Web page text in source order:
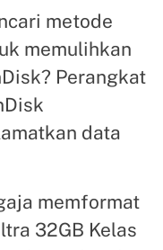
metode
memulihkan
Perangkat
data
memformat
32GB Kelas